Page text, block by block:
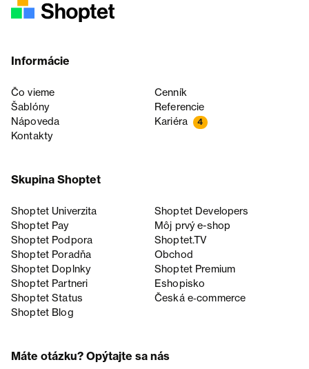
Informácie
Čo vieme
Cenník
Šablóny
Referencie
Nápoveda
Kariéra 4
Kontakty
Skupina Shoptet
Shoptet Univerzita
Shoptet Developers
Shoptet Pay
Môj prvý e-shop
Shoptet Podpora
Shoptet.TV
Shoptet Poradňa
Obchod
Shoptet Doplnky
Shoptet Premium
Shoptet Partneri
Eshopisko
Shoptet Status
Česká e‑commerce
Shoptet Blog
Máte otázku? Opýtajte sa nás